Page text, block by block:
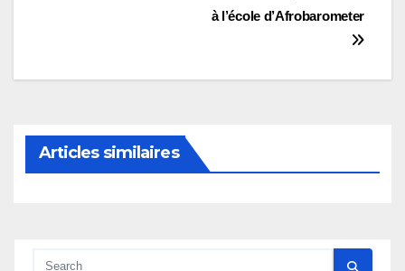
à l’école d’Afrobarometer
Articles similaires